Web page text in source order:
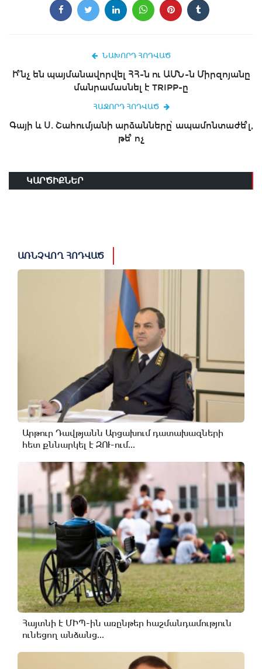
ՆԱԽՈՐԴ ՀՈԴՎԱԾ
Ի՞նչ են պայմանավորվել ՀՀ-ն ու ԱՄՆ-ն Միրզոյանը
մանրամասնել է TRIPP-ը
ՀԱՋՈՐԴ ՀՈԴՎԱԾ
Գայի և Ս. Շահումյանի արձանները՝ ապամոնտաժե՞լ,
թե՞ ոչ
ԿԱՐԾԻՔՆԵՐ
ԱՌՆՉՎՈՂ ՀՈԴՎԱԾ
Արթուր Դավթյանն Արցախում դատախազների
հետ քննարկել է ԶՈՒ-ում...
Հայտնի է ՄԻՊ-ին առընթեր հաշմանդամություն
ունեցող անձանց...